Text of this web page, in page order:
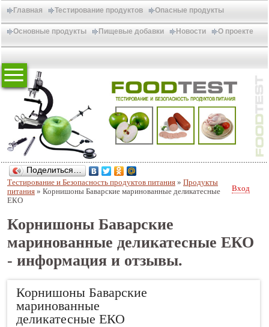
Главная Тестирование продуктов Опасные продукты
Основные продукты Пищевые добавки Новости О проекте
Поделиться…
Тестирование и Безопасность продуктов питания » Продукты
питания » Корнишоны Баварские маринованные деликатесные
ЕКО
Вход
Корнишоны Баварские
маринованные деликатесные ЕКО
- информация и отзывы.
Корнишоны Баварские
маринованные
деликатесные ЕКО